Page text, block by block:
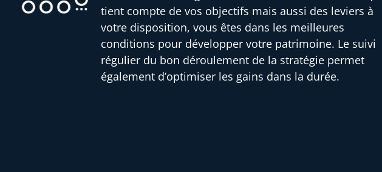
tient compte de vos objectifs mais aussi des leviers à
votre disposition, vous êtes dans les meilleures
conditions pour développer votre patrimoine. Le suivi
régulier du bon déroulement de la stratégie permet
également d’optimiser les gains dans la durée.